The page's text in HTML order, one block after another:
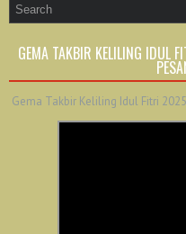
GEMA TAKBIR KELILING IDUL
Gema Takbir Keliling Idul Fitri